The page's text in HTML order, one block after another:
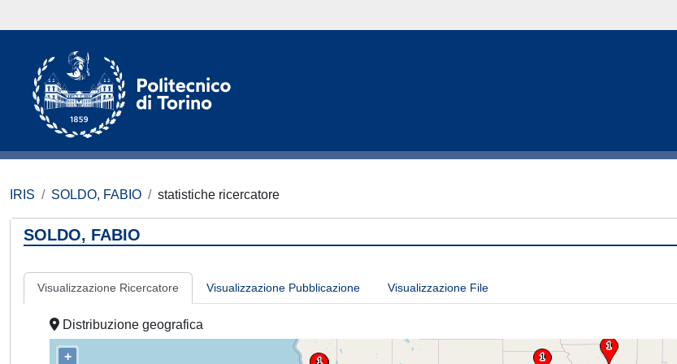
IRIS SOLDO, FABIO statistiche ricercatore
SOLDO, FABIO
Visualizzazione Ricercatore Visualizzazione Pubblicazione Visualizzazione File
Distribuzione geografica
+